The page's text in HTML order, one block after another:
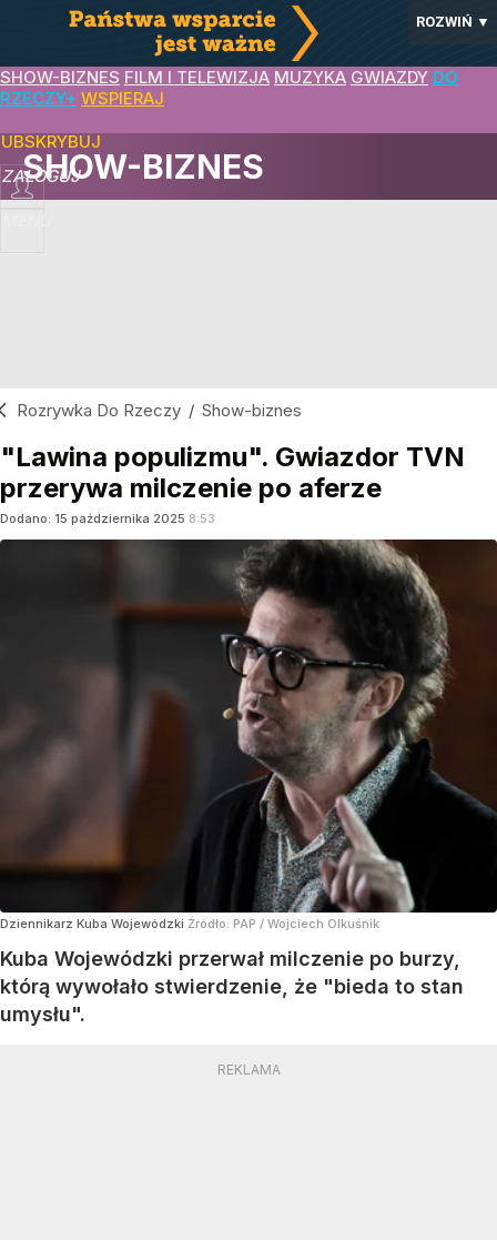
ROZWIŃ ▼
SHOW-BIZNES FILM I TELEWIZJA MUZYKA GWIAZDY DO
RZECZY+ WSPIERAJ
ZALOGUJ
SHOW-BIZNES
Rozrywka Do Rzeczy / Show-biznes
"Lawina populizmu". Gwiazdor TVN
przerywa milczenie po aferze
Dodano: 15 października 2025 8:53
Dziennikarz Kuba Wojewódzki Źródło: PAP / Wojciech Olkuśnik
Kuba Wojewódzki przerwał milczenie po burzy,
którą wywołało stwierdzenie, że "bieda to stan
umysłu".